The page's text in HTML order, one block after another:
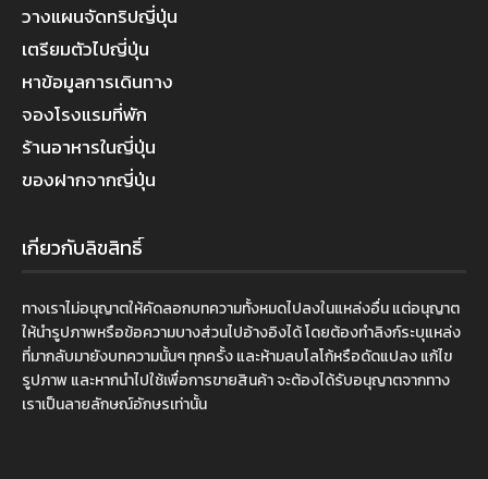
วางแผนจัดทริปญี่ปุ่น
เตรียมตัวไปญี่ปุ่น
หาข้อมูลการเดินทาง
จองโรงแรมที่พัก
ร้านอาหารในญี่ปุ่น
ของฝากจากญี่ปุ่น
เกี่ยวกับลิขสิทธิ์
ทางเราไม่อนุญาตให้คัดลอกบทความทั้งหมดไปลงในแหล่งอื่น แต่อนุญาต
ให้นำรูปภาพหรือข้อความบางส่วนไปอ้างอิงได้ โดยต้องทำลิงก์ระบุแหล่ง
ที่มากลับมายังบทความนั้นๆ ทุกครั้ง และห้ามลบโลโก้หรือดัดแปลง แก้ไข
รูปภาพ และหากนำไปใช้เพื่อการขายสินค้า จะต้องได้รับอนุญาตจากทาง
เราเป็นลายลักษณ์อักษรเท่านั้น